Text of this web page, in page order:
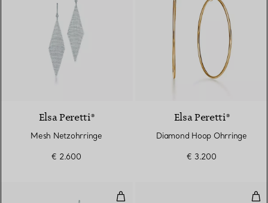
Elsa Peretti®
Mesh Netzohrringe
€ 2.600
Elsa Peretti®
Diamond Hoop Ohrringe
€ 3.200
Wave Ohrringe